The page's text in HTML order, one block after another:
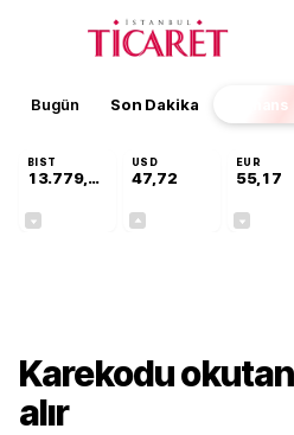
Bugün Son Dakika Finans
BIST
13.779,39
USD
47,72
EUR
55,17
Karekodu
alır